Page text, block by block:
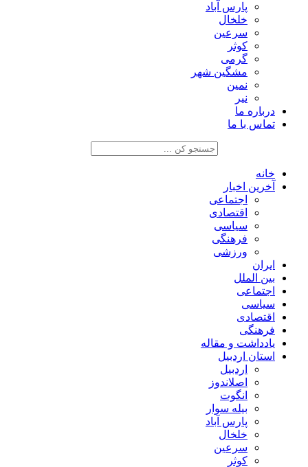
پارس آباد
خلخال
سرعین
کوثر
گرمی
مشگین شهر
نمین
نیر
درباره ما
تماس با ما
خانه
آخرین اخبار
اجتماعی
اقتصادی
سیاسی
فرهنگی
ورزشی
ایران
بین الملل
اجتماعی
سیاسی
اقتصادی
فرهنگی
یادداشت و مقاله
استان اردبیل
اردبیل
اصلاندوز
انگوت
بیله سوار
پارس آباد
خلخال
سرعین
کوثر